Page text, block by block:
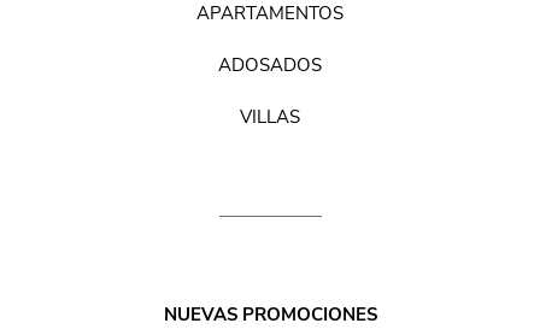
APARTAMENTOS
ADOSADOS
VILLAS
NUEVAS PROMOCIONES